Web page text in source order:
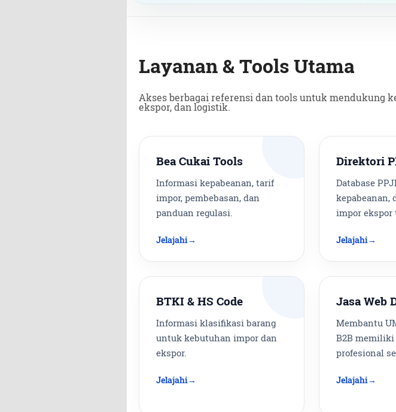
Layanan & Tools Utama
Akses berbagai referensi dan tools untuk mendukung
ekspor, dan logistik.
Bea Cukai Tools
Informasi kepabeanan, tarif
impor, pembebasan, dan
panduan regulasi.
Jelajahi
Direktori
Database
kepabeanan,
impor ekspor
Jelajahi
BTKI & HS Code
Informasi klasifikasi barang
untuk kebutuhan impor dan
ekspor.
Jelajahi
Jasa Web
Membantu
B2B
profesional
Jelajahi